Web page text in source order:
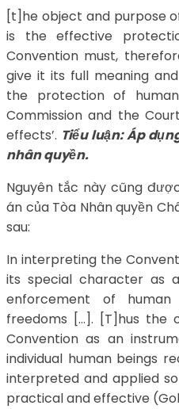
[t]he object and purpose
is the effective
Convention must,
give it its full meaning
the protection of
Commission and the
effects’. Tiểu luận: Áp
nhân quyền.
Nguyên tắc này cũng
án của Tòa Nhân quyền
sau:
In interpreting the
its special character as
enforcement of
freedoms […]. [T]hus the
Convention as an
individual human beings
interpreted and applied
practical and effective